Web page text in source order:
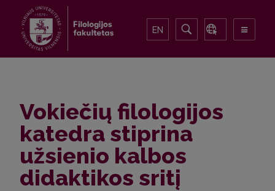
EN
Vokiečių filologijos
katedra stiprina
užsienio kalbos
didaktikos sritį